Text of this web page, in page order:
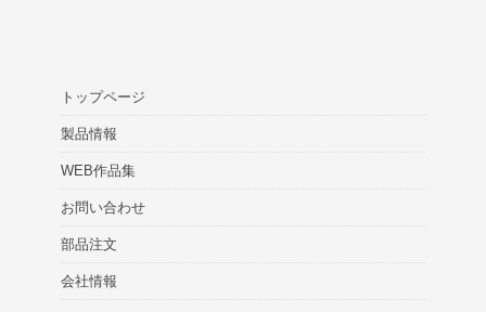
トップページ
製品情報
WEB作品集
お問い合わせ
部品注文
会社情報